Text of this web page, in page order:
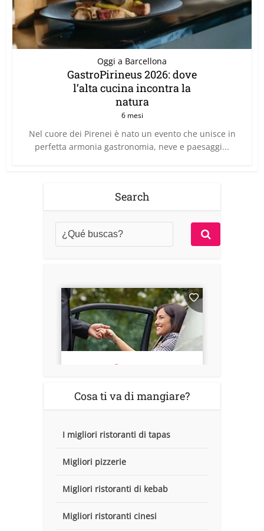
Oggi a Barcellona
GastroPirineus 2026: dove
l’alta cucina incontra la
natura
6 mesi
Nel cuore dei Pirenei è nato un evento che unisce in
perfetta armonia gastronomia, neve e paesaggi...
Search
Cosa ti va di mangiare?
I migliori ristoranti di tapas
Migliori pizzerie
Migliori ristoranti di kebab
Migliori ristoranti cinesi